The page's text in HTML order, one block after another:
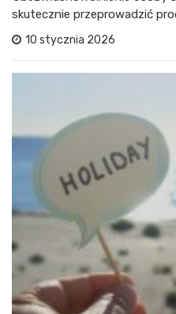
skutecznie przeprowadzić
10 stycznia 2026